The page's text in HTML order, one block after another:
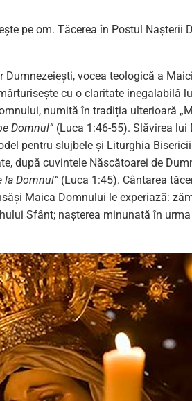
pe om. Tăcerea în Postul Nașterii
vocea teologică a
cu o claritate inegalabilă
numită în tradiția ulterioară
Domnul” (Luca 1:46-55). Slăvirea lui
pentru slujbele și Liturghia
după cuvintele Născătoarei de
la Domnul” (Luca 1:45). Cântarea
Maica Domnului le experiază:
Sfânt; nașterea minunată în